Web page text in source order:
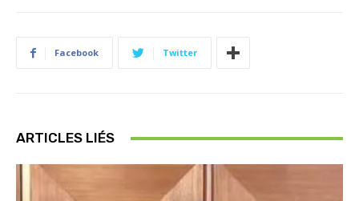
Facebook Twitter
ARTICLES LIÉS